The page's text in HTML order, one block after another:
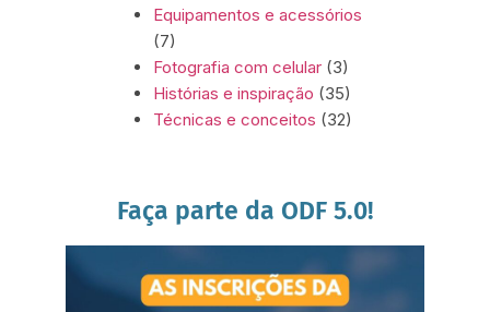
Equipamentos e acessórios
(7)
Fotografia com celular (3)
Histórias e inspiração (35)
Técnicas e conceitos (32)
Faça parte da ODF 5.0!